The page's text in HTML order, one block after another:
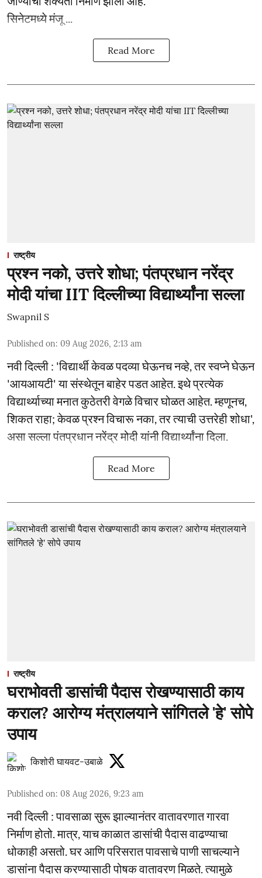
सिनेटमध्ये मंजू ...
Read More
राष्ट्रीय
प्रश्न नको, उत्तरे शोधा; पंतप्रधान नरेंद्र
मोदी यांचा IIT दिल्लीच्या विद्यार्थ्यांना सल्ला
Swapnil S
Published on: 09 Aug 2026, 2:13 am
नवी दिल्ली : 'विद्यार्थी केवळ पदव्या घेऊनच नव्हे, तर स्वप्ने घेऊन
'आयआयटी' या संस्थेतून बाहेर पडत आहेत. इथे प्रत्येक
विद्यार्थ्याच्या मनात कुठेतरी वेगळे विचार घोळत आहेत. म्हणूनच,
शिकत राहा; केवळ प्रश्न विचारू नका, तर त्याची उत्तरेही शोधा',
असा सल्ला पंतप्रधान नरेंद्र मोदी यांनी विद्यार्थ्यांना दिला.
Read More
राष्ट्रीय
घराभोवती डासांची पैदास रोखण्यासाठी काय
कराल? आरोग्य मंत्रालयाने सांगितले 'हे' सोपे
उपाय
किशोरी घायवट-उबाळे
Published on: 08 Aug 2026, 9:23 am
नवी दिल्ली : पावसाळा सुरू झाल्यानंतर वातावरणात गारवा
निर्माण होतो. मात्र, याच काळात डासांची पैदास वाढण्याचा
धोकाही असतो. घर आणि परिसरात पावसाचे पाणी साचल्याने
डासांना पैदास करण्यासाठी पोषक वातावरण मिळते. त्यामुळे